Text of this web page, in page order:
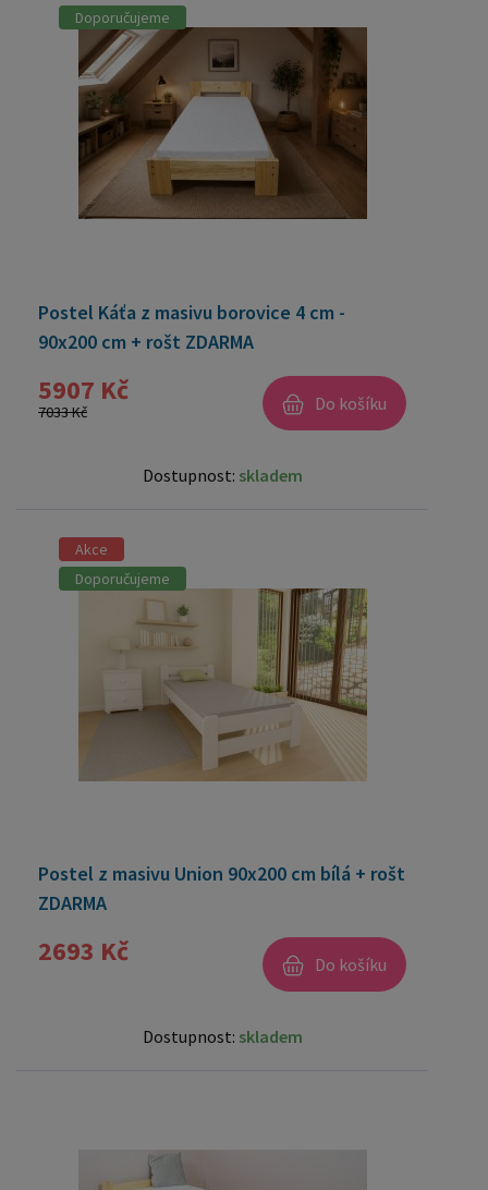
Doporučujeme
Postel Káťa z masivu borovice 4 cm -
90x200 cm + rošt ZDARMA
5907 Kč
7033 Kč Do košíku
Dostupnost: skladem
Akce
Doporučujeme
Postel z masivu Union 90x200 cm bílá + rošt
ZDARMA
2693 Kč Do košíku
Dostupnost: skladem